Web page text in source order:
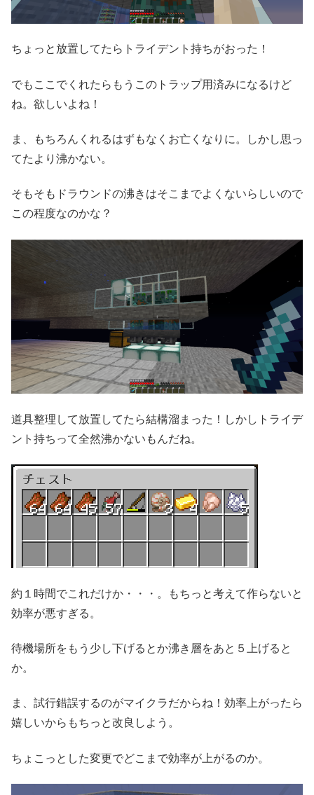
ちょっと放置してたらトライデント持ちがおった！
でもここでくれたらもうこのトラップ用済みになるけど
ね。欲しいよね！
ま、もちろんくれるはずもなくお亡くなりに。しかし思っ
てたより沸かない。
そもそもドラウンドの沸きはそこまでよくないらしいので
この程度なのかな？
道具整理して放置してたら結構溜まった！しかしトライデ
ント持ちって全然沸かないもんだね。
約１時間でこれだけか・・・。もちっと考えて作らないと
効率が悪すぎる。
待機場所をもう少し下げるとか沸き層をあと５上げると
か。
ま、試行錯誤するのがマイクラだからね！効率上がったら
嬉しいからもちっと改良しよう。
ちょこっとした変更でどこまで効率が上がるのか。